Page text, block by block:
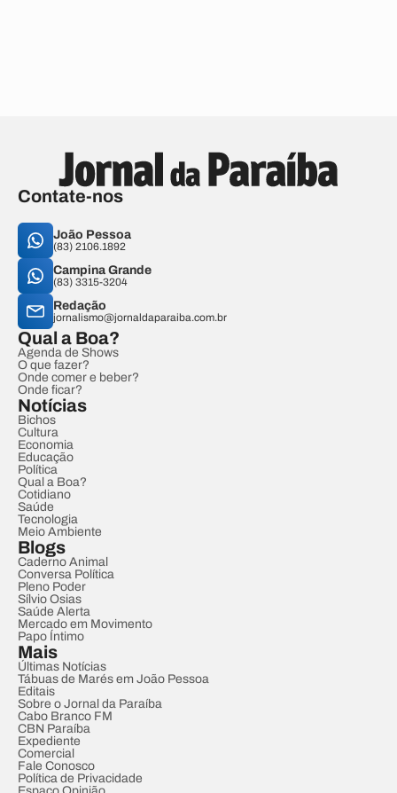
Contate-nos
João Pessoa
(83) 2106.1892
Campina Grande
(83) 3315-3204
Redação
jornalismo@jornaldaparaiba.com.br
Qual a Boa?
Agenda de Shows
O que fazer?
Onde comer e beber?
Onde ficar?
Notícias
Bichos
Cultura
Economia
Educação
Política
Qual a Boa?
Cotidiano
Saúde
Tecnologia
Meio Ambiente
Blogs
Caderno Animal
Conversa Política
Pleno Poder
Sílvio Osias
Saúde Alerta
Mercado em Movimento
Papo Íntimo
Mais
Últimas Notícias
Tábuas de Marés em João Pessoa
Editais
Sobre o Jornal da Paraíba
Cabo Branco FM
CBN Paraíba
Expediente
Comercial
Fale Conosco
Política de Privacidade